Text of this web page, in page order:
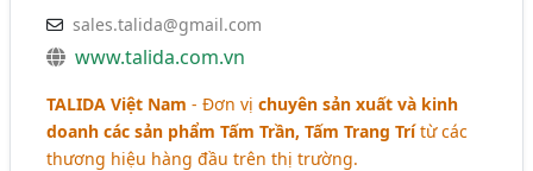
sales.talida@gmail.com
www.talida.com.vn
TALIDA Việt Nam - Đơn vịchuyên sản xuất và kinh
doanh các sản phẩm Tấm Trần, Tấm Trang Trítừ các
thương hiệu hàng đầu trên thị trường.